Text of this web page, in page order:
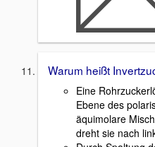
Warum heißt
Eine
Ebene des
äquimolare
dreht sie nach